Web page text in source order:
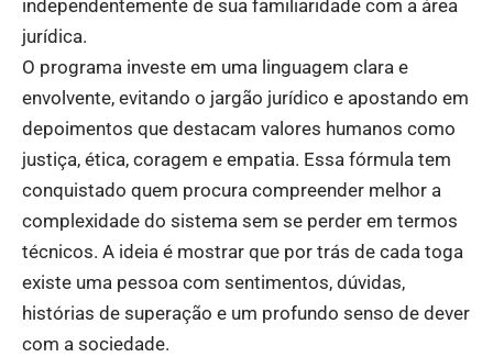
independentemente de sua familiaridade com a área
jurídica.
O programa investe em uma linguagem clara e
envolvente, evitando o jargão jurídico e apostando em
depoimentos que destacam valores humanos como
justiça, ética, coragem e empatia. Essa fórmula tem
conquistado quem procura compreender melhor a
complexidade do sistema sem se perder em termos
técnicos. A ideia é mostrar que por trás de cada toga
existe uma pessoa com sentimentos, dúvidas,
histórias de superação e um profundo senso de dever
com a sociedade.